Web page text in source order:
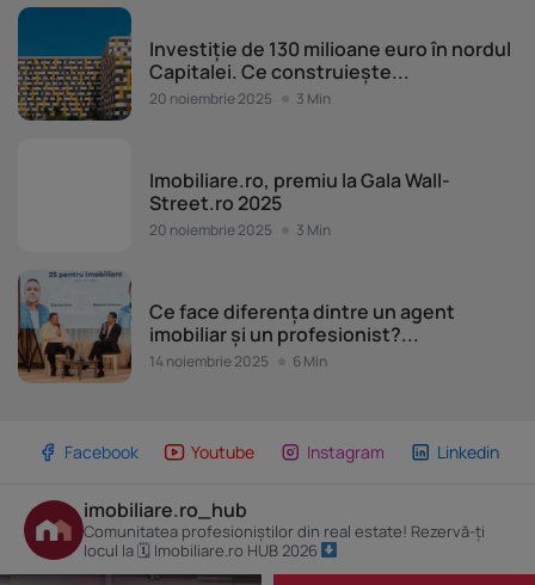
Investiție de 130 milioane euro în nordul
Capitalei. Ce construiește...
20 noiembrie 2025 3 Min
Imobiliare.ro, premiu la Gala Wall-
Street.ro 2025
20 noiembrie 2025 3 Min
Ce face diferența dintre un agent
imobiliar și un profesionist?...
14 noiembrie 2025 6 Min
Facebook Youtube Instagram Linkedin
imobiliare.ro_hub
Comunitatea profesioniștilor din real estate! Rezervă-ți
locul la 🗓 Imobiliare.ro HUB 2026